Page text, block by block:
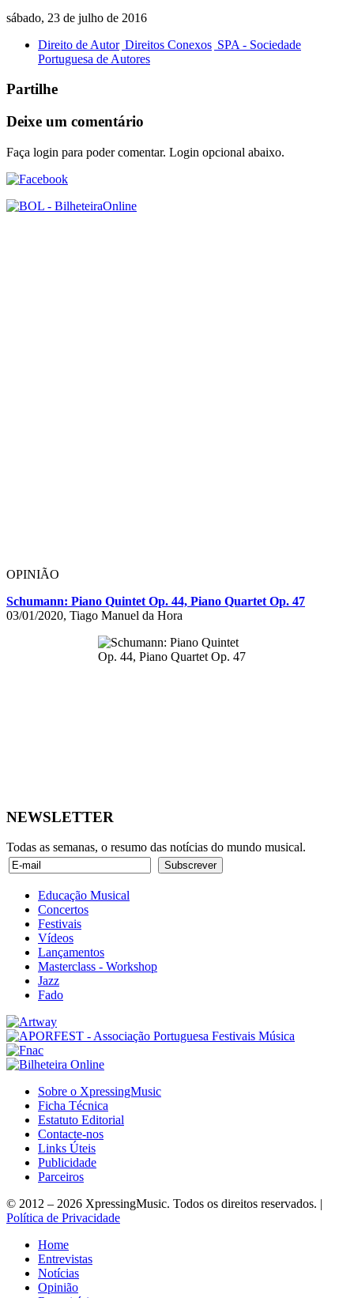
sábado, 23 de julho de 2016
Direito de Autor Direitos Conexos SPA - Sociedade
Portuguesa de Autores
Partilhe
Deixe um comentário
Faça login para poder comentar. Login opcional abaixo.
OPINIÃO
Schumann: Piano Quintet Op. 44, Piano Quartet Op. 47
03/01/2020, Tiago Manuel da Hora
NEWSLETTER
Todas as semanas, o resumo das notícias do mundo musical.
Educação Musical
Concertos
Festivais
Vídeos
Lançamentos
Masterclass - Workshop
Jazz
Fado
Sobre o XpressingMusic
Ficha Técnica
Estatuto Editorial
Contacte-nos
Links Úteis
Publicidade
Parceiros
© 2012 – 2026 XpressingMusic. Todos os direitos reservados. |
Política de Privacidade
Home
Entrevistas
Notícias
Opinião